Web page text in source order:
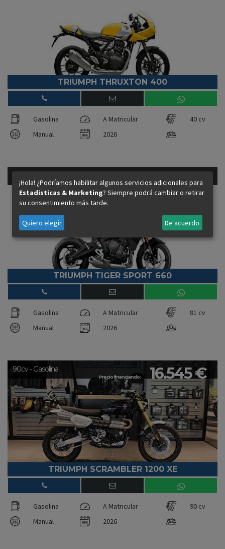
TRIUMPH THRUXTON 400
Gasolina A Matricular
40 cv
Manual
2026
Precio financiando: 10.145 €
TRIUMPH TIGER SPORT 660
Gasolina A Matricular
81 cv
Manual
2026
Precio financiando: 16.545 €
90cv - Gasolina
TRIUMPH SCRAMBLER 1200 XE
Gasolina A Matricular
90 cv
Manual
2026
¡Hola! ¿Podríamos habilitar algunos servicios adicionales para
Estadisticas & Marketing? Siempre podrá cambiar o retirar
su consentimiento más tarde.
Quiero elegir De acuerdo